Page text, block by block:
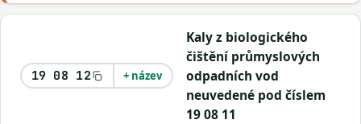
19 08 12 + název
Kaly z biologického
čištění průmyslových
odpadních vod
neuvedené pod číslem
19 08 11